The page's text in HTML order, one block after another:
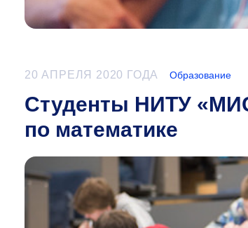
20 АПРЕЛЯ 2020 ГОДА Образование
Студенты НИТУ
по математике